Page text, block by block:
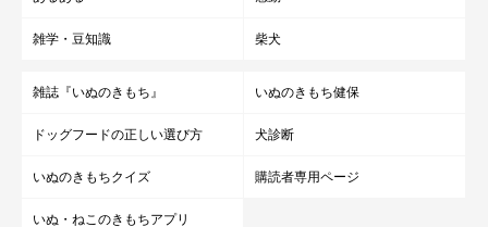
雑学・豆知識 柴犬
雑誌『いぬのきもち』 いぬのきもち健保
ドッグフードの正しい選び方 犬診断
いぬのきもちクイズ 購読者専用ページ
いぬ・ねこのきもちアプリ